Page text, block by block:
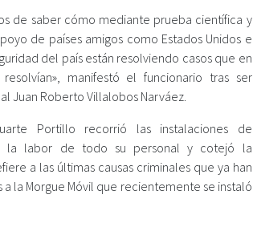
de saber cómo mediante prueba científica y
de países amigos como Estados Unidos e
del país están resolviendo casos que en
manifestó el funcionario tras ser
Juan Roberto Villalobos Narváez.‬
Portillo recorrió las instalaciones de
la labor de todo su personal y cotejó la
a las últimas causas criminales que ya han
a la Morgue Móvil que recientemente se instaló